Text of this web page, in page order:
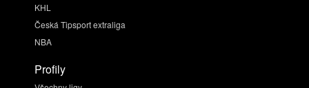
KHL
Česká Tipsport extraliga
NBA
Profily